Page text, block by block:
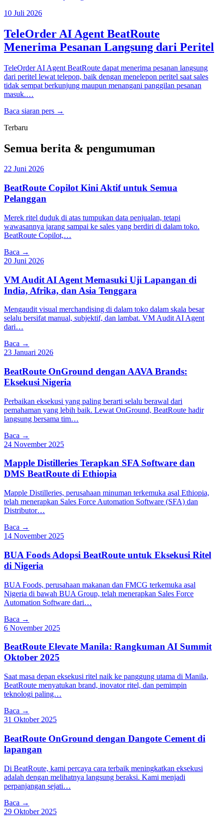
10 Juli 2026
TeleOrder AI Agent BeatRoute
Menerima Pesanan Langsung dari Peritel
TeleOrder AI Agent BeatRoute dapat menerima pesanan langsung
dari peritel lewat telepon, baik dengan menelepon peritel saat sales
tidak sempat berkunjung maupun menangani panggilan pesanan
masuk.…
Baca siaran pers →
Terbaru
Semua berita & pengumuman
22 Juni 2026
BeatRoute Copilot Kini Aktif untuk Semua
Pelanggan
Merek ritel duduk di atas tumpukan data penjualan, tetapi
wawasannya jarang sampai ke sales yang berdiri di dalam toko.
BeatRoute Copilot,…
Baca →
20 Juni 2026
VM Audit AI Agent Memasuki Uji Lapangan di
India, Afrika, dan Asia Tenggara
Mengaudit visual merchandising di dalam toko dalam skala besar
selalu bersifat manual, subjektif, dan lambat. VM Audit AI Agent
dari…
Baca →
23 Januari 2026
BeatRoute OnGround dengan AAVA Brands:
Eksekusi Nigeria
Perbaikan eksekusi yang paling berarti selalu berawal dari
pemahaman yang lebih baik. Lewat OnGround, BeatRoute hadir
langsung bersama tim…
Baca →
24 November 2025
Mapple Distilleries Terapkan SFA Software dan
DMS BeatRoute di Ethiopia
Mapple Distilleries, perusahaan minuman terkemuka asal Ethiopia,
telah menerapkan Sales Force Automation Software (SFA) dan
Distributor…
Baca →
14 November 2025
BUA Foods Adopsi BeatRoute untuk Eksekusi Ritel
di Nigeria
BUA Foods, perusahaan makanan dan FMCG terkemuka asal
Nigeria di bawah BUA Group, telah menerapkan Sales Force
Automation Software dari…
Baca →
6 November 2025
BeatRoute Elevate Manila: Rangkuman AI Summit
Oktober 2025
Saat masa depan eksekusi ritel naik ke panggung utama di Manila,
BeatRoute menyatukan brand, inovator ritel, dan pemimpin
teknologi paling…
Baca →
31 Oktober 2025
BeatRoute OnGround dengan Dangote Cement di
lapangan
Di BeatRoute, kami percaya cara terbaik meningkatkan eksekusi
adalah dengan melihatnya langsung beraksi. Kami menjadi
perpanjangan sejati…
Baca →
29 Oktober 2025